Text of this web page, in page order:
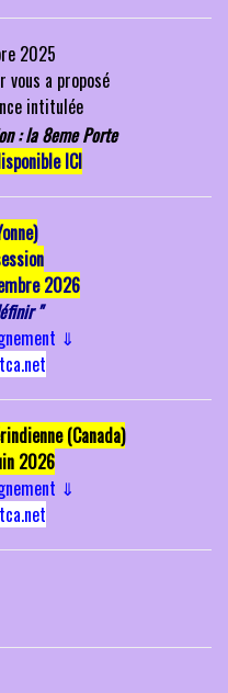
2025
vous a proposé
intitulée
: la 8eme Porte
ICI
2026
"
⇓
(Canada)
2026
⇓